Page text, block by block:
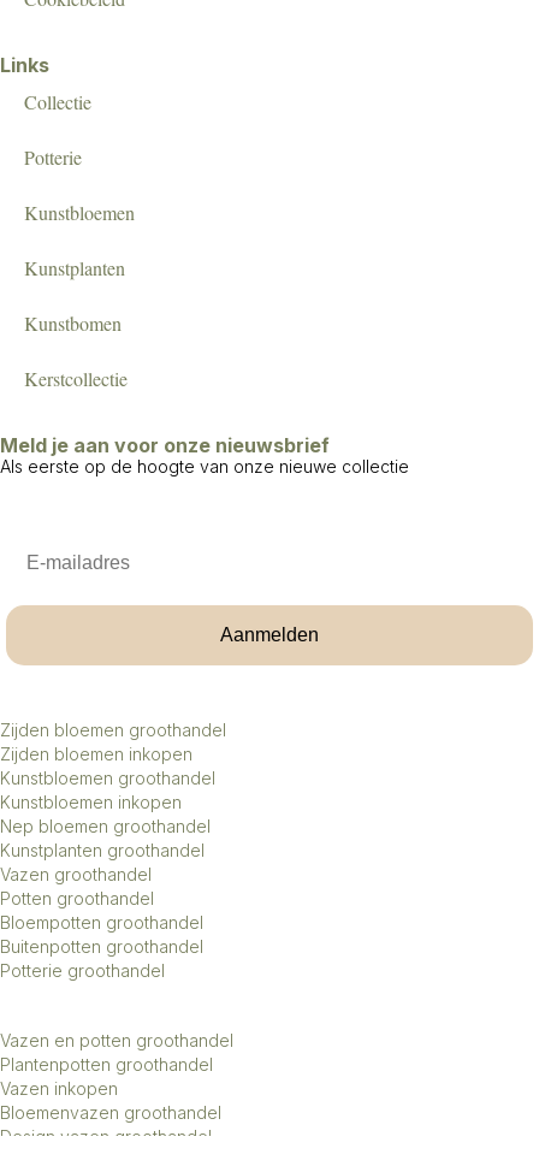
Links
Collectie
Potterie
Kunstbloemen
Kunstplanten
Kunstbomen
Kerstcollectie
Meld je aan voor onze nieuwsbrief
Als eerste op de hoogte van onze nieuwe collectie
Aanmelden
Zijden bloemen groothandel
Zijden bloemen inkopen
Kunstbloemen groothandel
Kunstbloemen inkopen
Nep bloemen groothandel
Kunstplanten groothandel
Vazen groothandel
Potten groothandel
Bloempotten groothandel
Buitenpotten groothandel
Potterie groothandel
Vazen en potten groothandel
Plantenpotten groothandel
Vazen inkopen
Bloemenvazen groothandel
Design vazen groothandel